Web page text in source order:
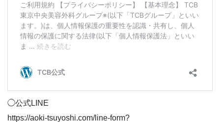
◯公式LINE
https://aoki-tsuyoshi.com/line-form?